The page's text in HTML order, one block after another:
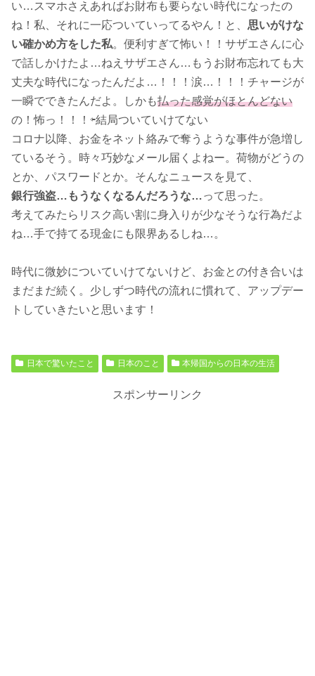
い…スマホさえあればお財布も要らない時代になったの
ね！私、それに一応ついていってるやん！と、 思いがけな
い確かめ方をした私。便利すぎて怖い！！サザエさんに心
で話しかけたよ…ねえサザエさん…もうお財布忘れても大
丈夫な時代になったんだよ…！！！涙…！！！チャージが
一瞬でできたんだよ。しかも払った感覚がほとんどない
の！怖っ！！！⇦結局ついていけてない
コロナ以降、お金をネット絡みで奪うような事件が急増し
ているそう。時々巧妙なメール届くよねー。荷物がどうの
とか、パスワードとか。そんなニュースを見て、
銀行強盗…もうなくなるんだろうな…って思った。
考えてみたらリスク高い割に身入りが少なそうな行為だよ
ね…手で持てる現金にも限界あるしね…。
時代に微妙についていけてないけど、お金との付き合いは
まだまだ続く。少しずつ時代の流れに慣れて、アップデー
トしていきたいと思います！
日本で驚いたこと 日本のこと 本帰国からの日本の生活
スポンサーリンク